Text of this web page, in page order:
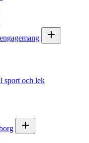
sport och lek